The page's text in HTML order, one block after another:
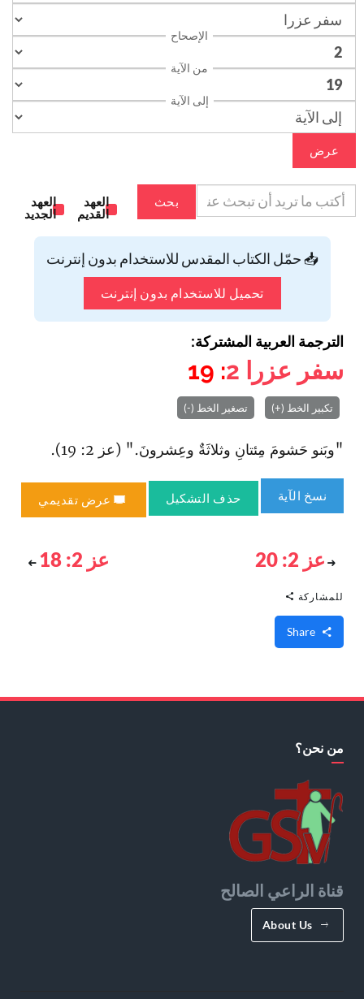
الإصحاح
من الآية
إلى الآية
عرض
بحث
العهد
القديم
العهد
الجديد
📥 حمّل الكتاب المقدس للاستخدام بدون إنترنت
تحميل للاستخدام بدون إنترنت
الترجمة العربية المشتركة:
سفر عزرا 2
: 19
تكبير الخط (+) تصغير الخط (-)
"وبَنو حَشومَ مِئتانِ وثلاثَةٌ وعِشرونَ." (عز 2: 19).
نسخ الآية حذف التشكيل عرض تقديمي
عز 2: 20 عز 2: 18
للمشاركة
من نحن؟
قناة الراعي الصالح
About Us